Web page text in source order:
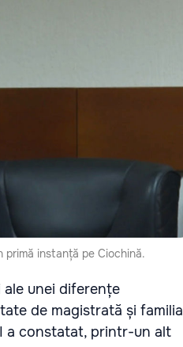
instanță pe Ciochină.
unei diferențe
de magistrată și familia
a constatat, printr-un alt